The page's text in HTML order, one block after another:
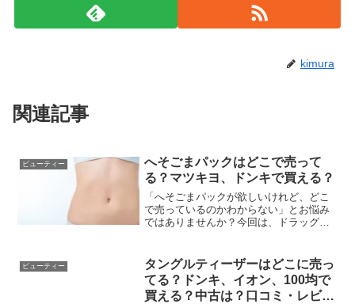
kimura
関連記事
ビューティー
へそごまパックはどこで売って
る？マツキヨ、ドンキで買える？
「へそごまパックが欲しいけれど、どこ
で売っているのかわからない」とお悩み
ではありませんか？今回は、ドラッグス
いて詳しく解説します。結論：へそごま
パックは実店舗では購入で...
ビューティー
タングルティーザーはどこに売っ
てる？ドンキ、イオン、100均で
買える？中古は？口コミ・レビュ